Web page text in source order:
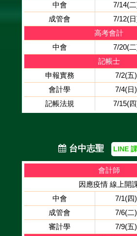
中會
7/14(
成管會
7/12(
高考會計
中會
7/20(
記帳士
申報實務
7/2(五
會計學
7/4(日
記帳法規
7/15(
台中志聖 LINE
會計師
因應疫情 線上開
中會
7/1(四
成管會
7/6(二
審計學
7/9(五